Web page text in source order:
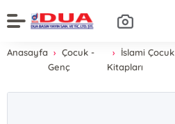
Anasayfa
Çocuk -
Genç
İslami Çocuk
Kitapları